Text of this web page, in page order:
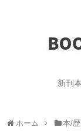
新刊
ホーム 本/